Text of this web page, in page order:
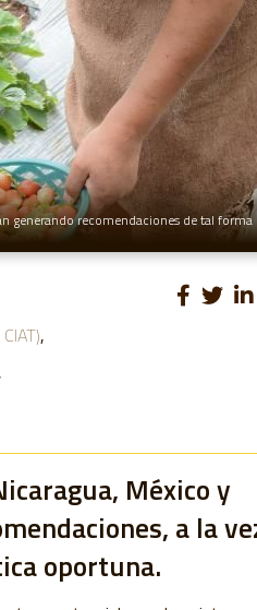
generando recomendaciones de tal
México y
a la
oportuna.